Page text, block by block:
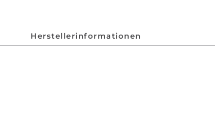
Herstellerinformationen